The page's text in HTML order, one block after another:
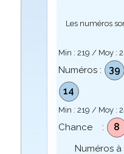
Les numéros
Min : 219 / Moy :
Numéros : 39
14
Min : 219 / Moy :
Chance : 8
Numéros à